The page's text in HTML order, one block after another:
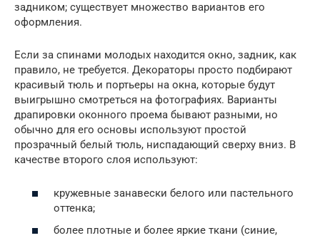
задником; существует множество вариантов его
оформления.
Если за спинами молодых находится окно, задник, как
правило, не требуется. Декораторы просто подбирают
красивый тюль и портьеры на окна, которые будут
выигрышно смотреться на фотографиях. Варианты
драпировки оконного проема бывают разными, но
обычно для его основы используют простой
прозрачный белый тюль, ниспадающий сверху вниз. В
качестве второго слоя используют:
кружевные занавески белого или пастельного
оттенка;
более плотные и более яркие ткани (синие,